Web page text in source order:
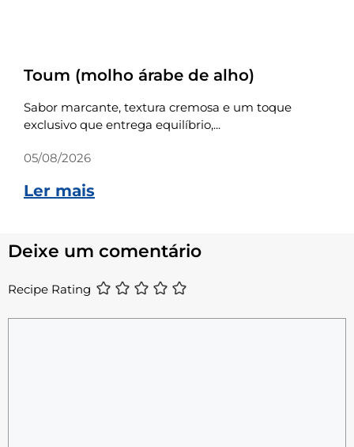
Toum (molho árabe de alho)
Sabor marcante, textura cremosa e um toque
exclusivo que entrega equilíbrio,...
05/08/2026
Ler mais
Deixe um comentário
Recipe Rating